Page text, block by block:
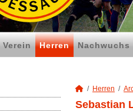
Verein Herren Nachwuchs
Herren
Sebastian